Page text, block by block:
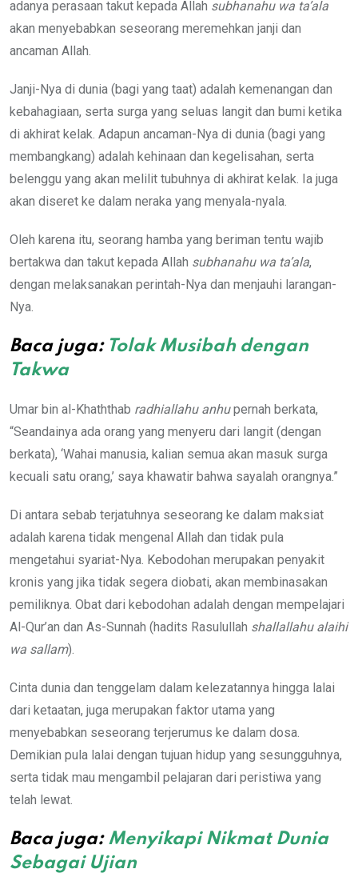
adanya perasaan takut kepada Allah subhanahu wa ta’ala
akan menyebabkan seseorang meremehkan janji dan
ancaman Allah.
Janji-Nya di dunia (bagi yang taat) adalah kemenangan dan
kebahagiaan, serta surga yang seluas langit dan bumi ketika
di akhirat kelak. Adapun ancaman-Nya di dunia (bagi yang
membangkang) adalah kehinaan dan kegelisahan, serta
belenggu yang akan melilit tubuhnya di akhirat kelak. Ia juga
akan diseret ke dalam neraka yang menyala-nyala.
Oleh karena itu, seorang hamba yang beriman tentu wajib
bertakwa dan takut kepada Allah subhanahu wa ta’ala,
dengan melaksanakan perintah-Nya dan menjauhi larangan-
Nya.
Baca juga: Tolak Musibah dengan
Takwa
Umar bin al-Khaththab radhiallahu anhupernah berkata,
“Seandainya ada orang yang menyeru dari langit (dengan
berkata), ‘Wahai manusia, kalian semua akan masuk surga
kecuali satu orang,’ saya khawatir bahwa sayalah orangnya.”
Di antara sebab terjatuhnya seseorang ke dalam maksiat
adalah karena tidak mengenal Allah dan tidak pula
mengetahui syariat-Nya. Kebodohan merupakan penyakit
kronis yang jika tidak segera diobati, akan membinasakan
pemiliknya. Obat dari kebodohan adalah dengan mempelajari
Al-Qur’an dan As-Sunnah (hadits Rasulullah shallallahu alaihi
wa sallam).
Cinta dunia dan tenggelam dalam kelezatannya hingga lalai
dari ketaatan, juga merupakan faktor utama yang
menyebabkan seseorang terjerumus ke dalam dosa.
Demikian pula lalai dengan tujuan hidup yang sesungguhnya,
serta tidak mau mengambil pelajaran dari peristiwa yang
telah lewat.
Baca juga: Menyikapi Nikmat Dunia
Sebagai Ujian